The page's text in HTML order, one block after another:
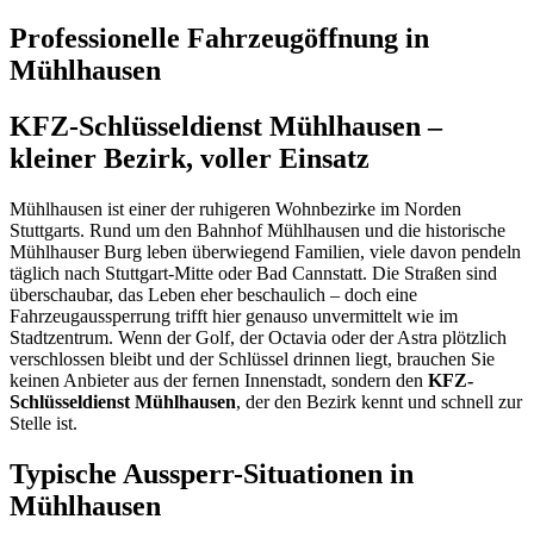
Professionelle Fahrzeugöffnung in
Mühlhausen
KFZ-Schlüsseldienst Mühlhausen –
kleiner Bezirk, voller Einsatz
Mühlhausen ist einer der ruhigeren Wohnbezirke im Norden
Stuttgarts. Rund um den Bahnhof Mühlhausen und die historische
Mühlhauser Burg leben überwiegend Familien, viele davon pendeln
täglich nach Stuttgart-Mitte oder Bad Cannstatt. Die Straßen sind
überschaubar, das Leben eher beschaulich – doch eine
Fahrzeugaussperrung trifft hier genauso unvermittelt wie im
Stadtzentrum. Wenn der Golf, der Octavia oder der Astra plötzlich
verschlossen bleibt und der Schlüssel drinnen liegt, brauchen Sie
keinen Anbieter aus der fernen Innenstadt, sondern den KFZ-
Schlüsseldienst Mühlhausen, der den Bezirk kennt und schnell zur
Stelle ist.
Typische Aussperr-Situationen in
Mühlhausen